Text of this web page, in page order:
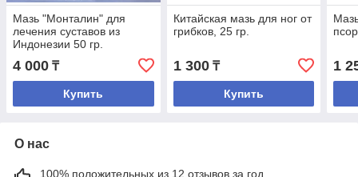
Мазь "Монталин" для
лечения суставов из
Индонезии 50 гр.
4 000 ₸
Купить
Китайская мазь для ног от
грибков, 25 гр.
1 300₸
Купить
1
О нас
100% положительных из 12 отзывов за год